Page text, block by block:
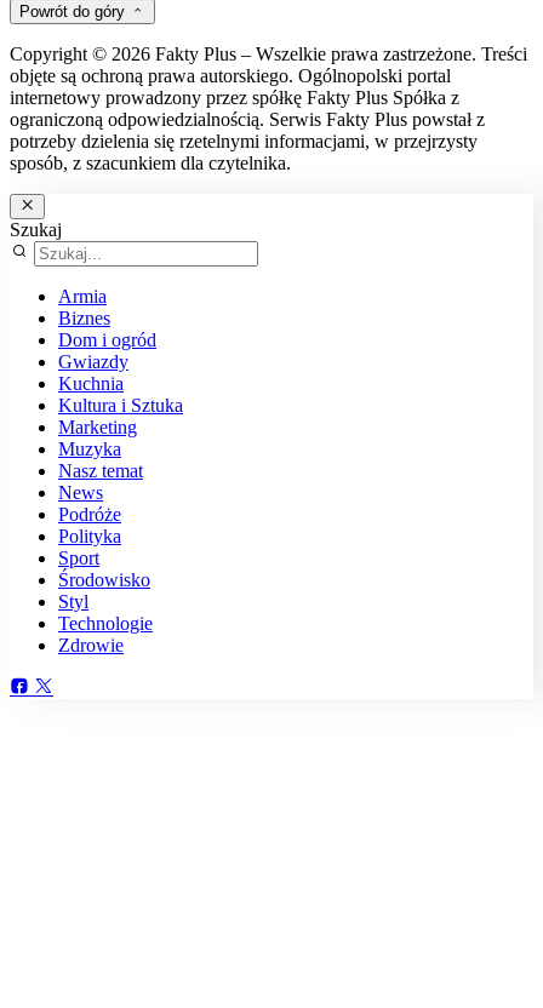
Powrót do góry
Copyright © 2026 Fakty Plus – Wszelkie prawa zastrzeżone. Treści
objęte są ochroną prawa autorskiego. Ogólnopolski portal
internetowy prowadzony przez spółkę Fakty Plus Spółka z
ograniczoną odpowiedzialnością. Serwis Fakty Plus powstał z
potrzeby dzielenia się rzetelnymi informacjami, w przejrzysty
sposób, z szacunkiem dla czytelnika.
Szukaj
Armia
Biznes
Dom i ogród
Gwiazdy
Kuchnia
Kultura i Sztuka
Marketing
Muzyka
Nasz temat
News
Podróże
Polityka
Sport
Środowisko
Styl
Technologie
Zdrowie